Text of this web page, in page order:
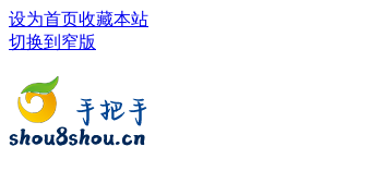
设为首页收藏本站
切换到窄版